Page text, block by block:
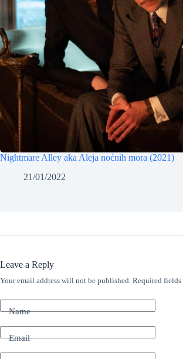
Nightmare Alley aka Aleja noćnih mora (2021)
21/01/2022
Leave a Reply
Your email address will not be published. Required fields
Name
Email